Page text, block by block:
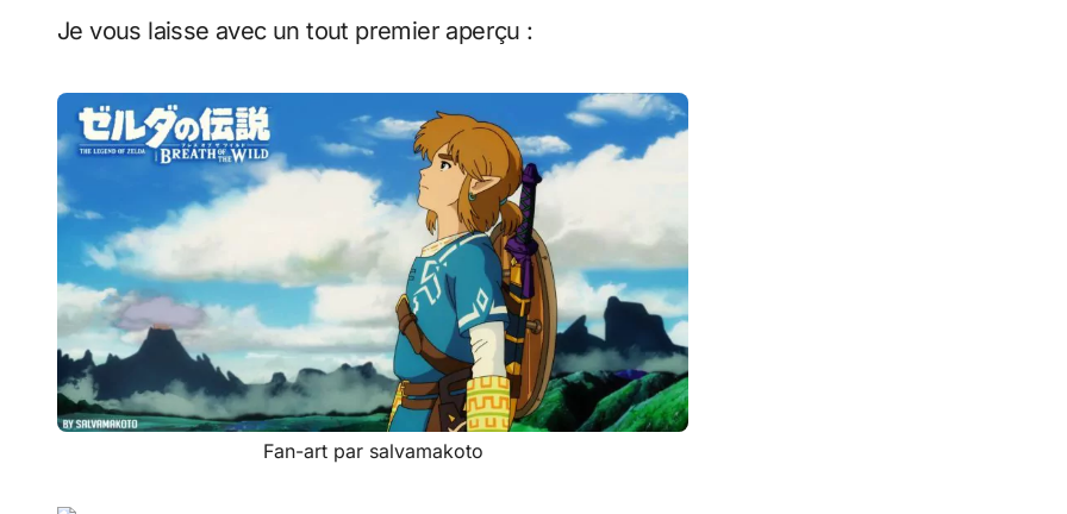
Je vous laisse avec un tout premier aperçu :
Fan-art par salvamakoto